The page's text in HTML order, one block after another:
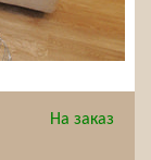
На заказ